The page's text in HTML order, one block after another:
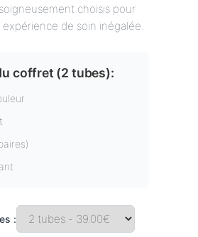
choisis pour
de soin inégalée.
coffret (2 tubes):
: